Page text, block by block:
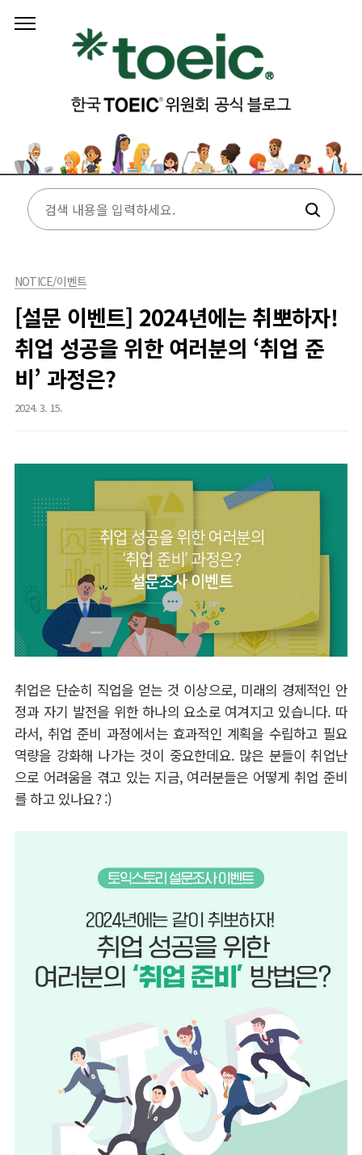
NOTICE/이벤트
[설문 이벤트] 2024년에는 취뽀하자!
취업 성공을 위한 여러분의 ‘취업 준
비’ 과정은?
2024. 3. 15.
취업은 단순히 직업을 얻는 것 이상으로, 미래의 경제적인 안
정과 자기 발전을 위한 하나의 요소로 여겨지고 있습니다. 따
라서, 취업 준비 과정에서는 효과적인 계획을 수립하고 필요
역량을 강화해 나가는 것이 중요한데요. 많은 분들이 취업난
으로 어려움을 겪고 있는 지금, 여러분들은 어떻게 취업 준비
를 하고 있나요? :)